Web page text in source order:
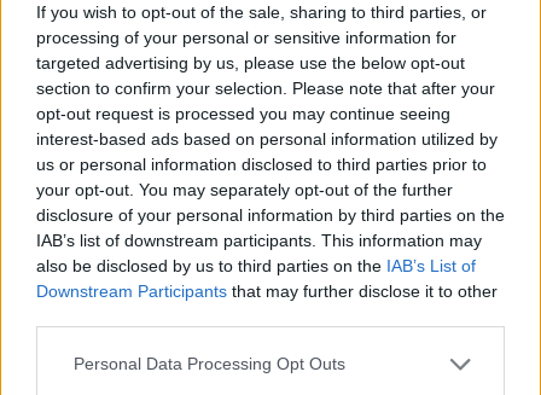
If you wish to opt-out of the sale, sharing to third parties, or
processing of your personal or sensitive information for
targeted advertising by us, please use the below opt-out
section to confirm your selection. Please note that after your
opt-out request is processed you may continue seeing
interest-based ads based on personal information utilized by
us or personal information disclosed to third parties prior to
your opt-out. You may separately opt-out of the further
disclosure of your personal information by third parties on the
IAB’s list of downstream participants. This information may
also be disclosed by us to third parties on the IAB’s List of
Downstream Participants that may further disclose it to other
Please note that this website/app uses one or more Google
Personal Data Processing Opt Outs
Inviaci le tue segnalazioni,
i tuoi video e le tue foto
Su WhatsApp al numero +39
345 356 7512
Ricevi le nostre ultime news
daGoogle News